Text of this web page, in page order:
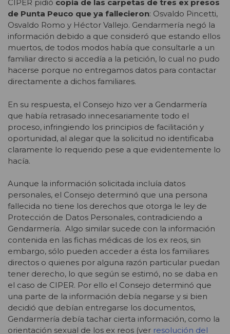
CIPER pidió copia de las carpetas de tres ex presos
de Punta Peuco que ya fallecieron: Osvaldo Pincetti,
Osvaldo Romo y Héctor Vallejo. Gendarmería negó la
información debido a que consideró que estando ellos
muertos, de todos modos había que consultarle a un
familiar directo si accedía a la petición, lo cual no pudo
hacerse porque no entregamos datos para contactar
directamente a dichos familiares.
En su respuesta, el Consejo hizo ver a Gendarmería
que había retrasado innecesariamente todo el
proceso, infringiendo los principios de facilitación y
oportunidad, al alegar que la solicitud no identificaba
claramente lo requerido pese a que evidentemente lo
hacía.
Aunque la información solicitada incluía datos
personales, el Consejo determinó que una persona
fallecida no tiene los derechos que otorga le ley de
Protección de Datos Personales, contradiciendo a
Gendarmería. Algo similar sucede con la información
contenida en las fichas médicas de los ex reos, sin
embargo, sólo pueden acceder a ésta los familiares
directos o quienes por alguna razón particular puedan
tener derecho, lo que según se estimó, no se daba en
el caso de CIPER. Por ello el Consejo determinó que
una parte de la información debía negarse y si bien
decidió que debían entregarse los documentos,
Gendarmería debía tachar cierta información, como la
orientación sexual de los ex reos (ver resolución del